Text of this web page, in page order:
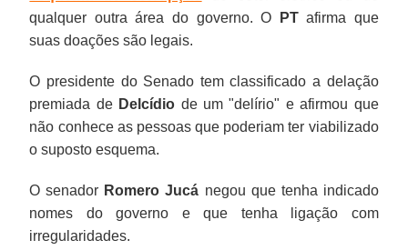
qualquer outra área do governo. O
PTafirma que
suas doações são legais.
O presidente do Senado tem classificado a delação
premiada de Delcídio de um "delírio" e afirmou que
não conhece as pessoas que poderiam ter viabilizado
o suposto esquema.
O senador Romero Jucá negou que tenha indicado
nomes do governo e que tenha ligação com
irregularidades.